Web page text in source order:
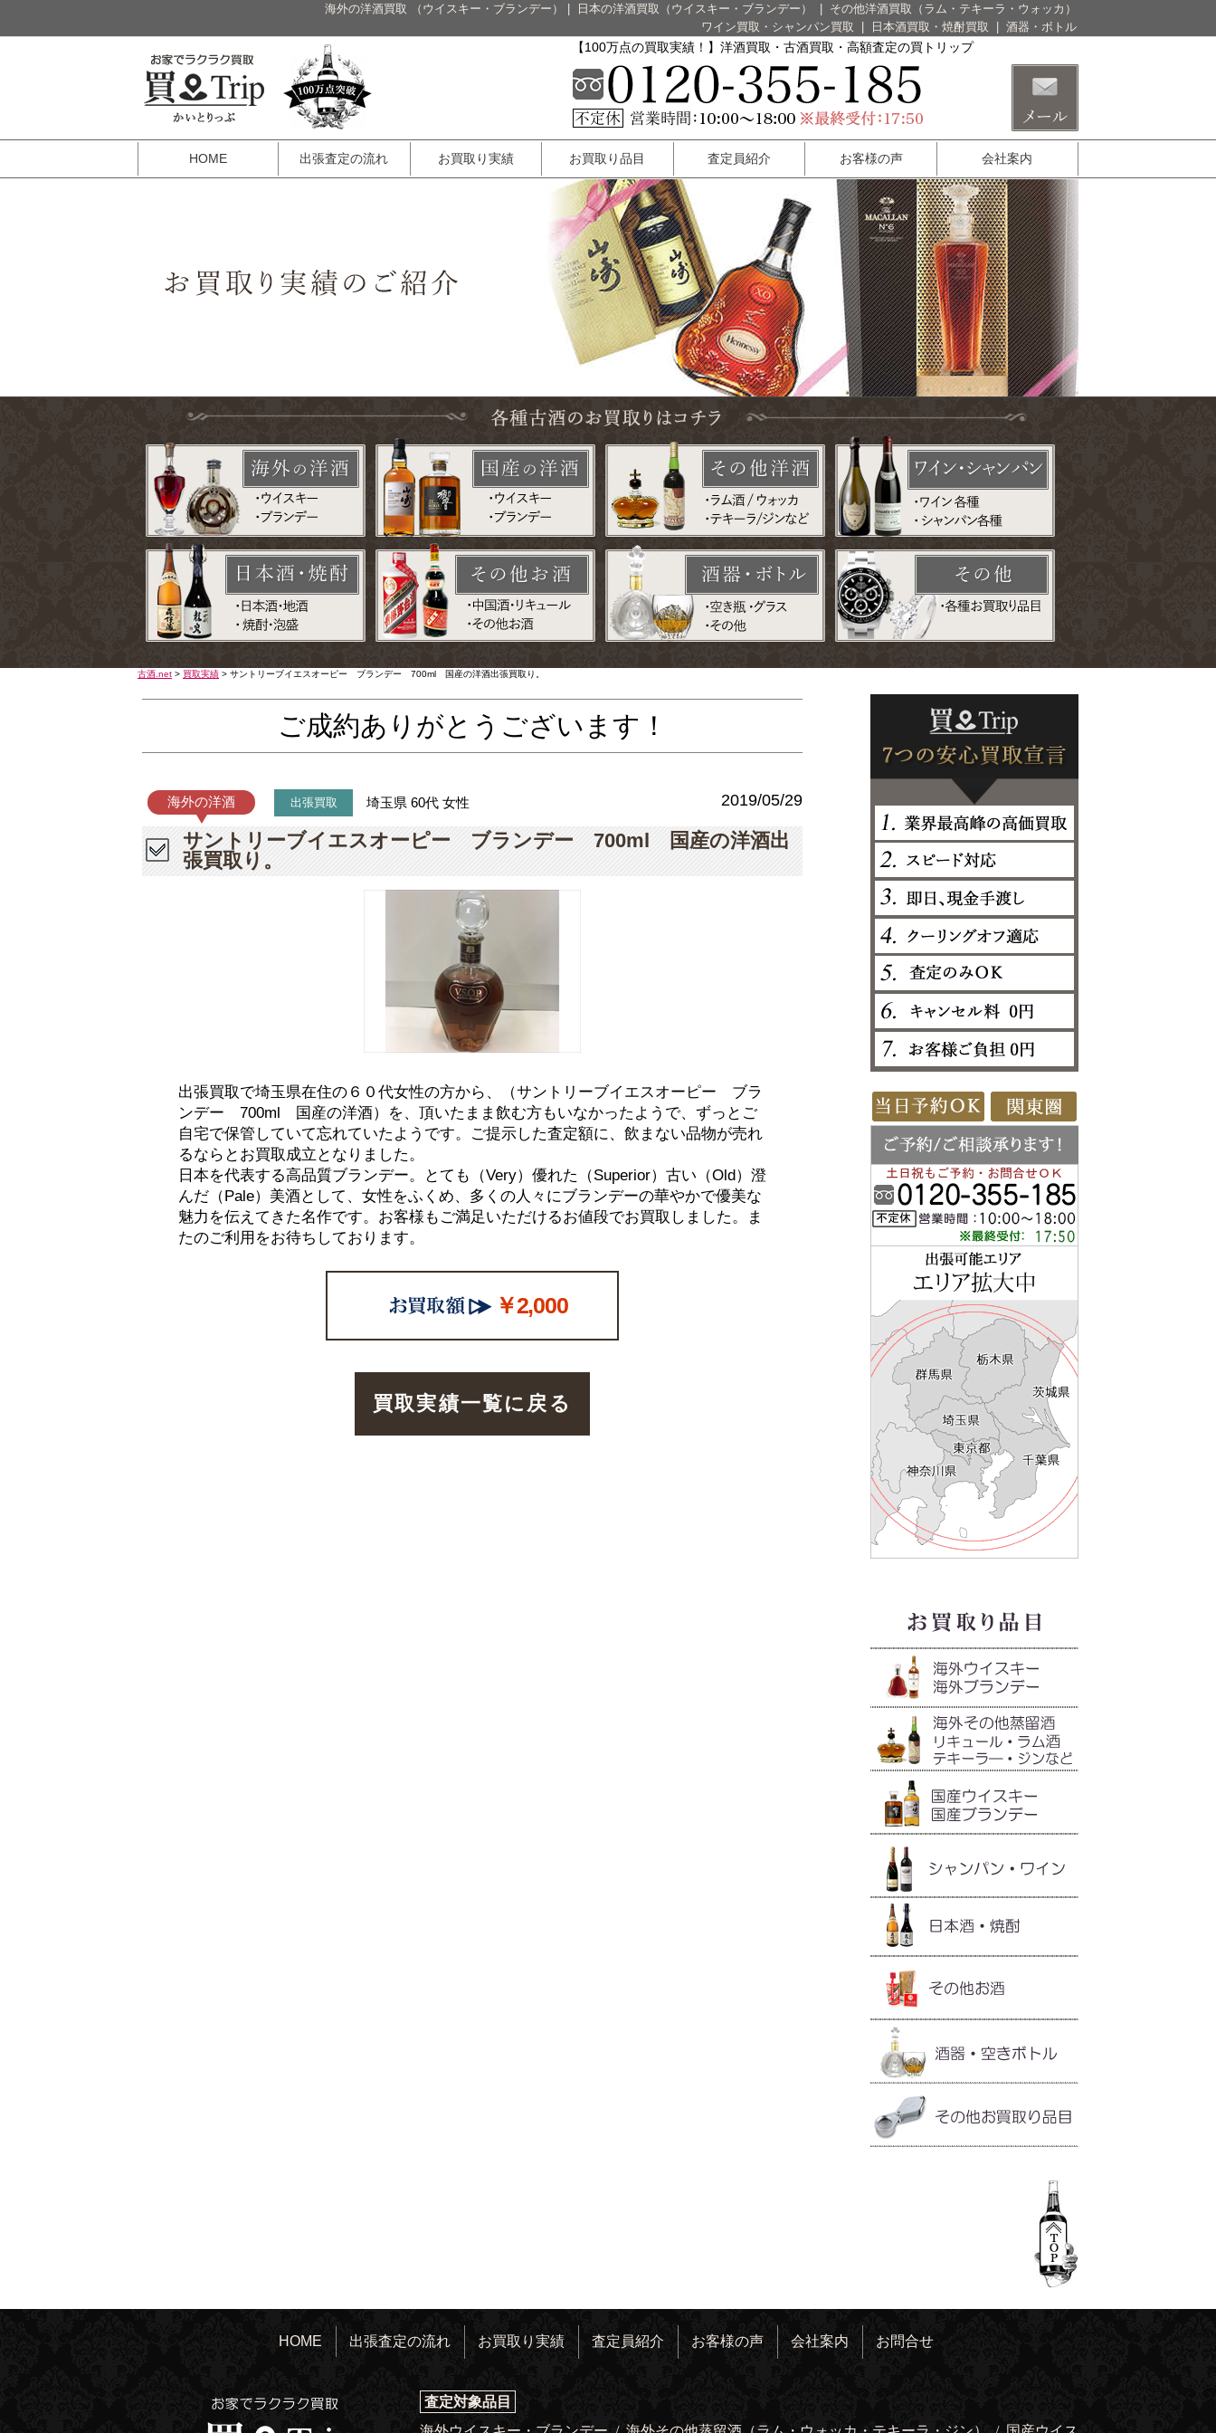
海外の洋酒買取 （ウイスキー・ブランデー） 日本の洋酒買取（ウイスキー・ブランデー）
その他洋酒買取（ラム・テキーラ・ウォッカ）
ワイン買取・シャンパン買取
日本酒買取・焼酎買取 酒器・ボトル
【100万点の買取実績！】洋酒買取・古酒買取・高額査定の買トリップ
HOME 出張査定の流れ お買取り実績 お買取り品目 査定員紹介 お客様の声 会社案内
古酒.net > 買取実績 > サントリーブイエスオーピー ブランデー 700ml 国産の洋酒出張買取り。
ご成約ありがとうございます！
海外の洋酒 出張買取 埼玉県 60代 女性 2019/05/29
サントリーブイエスオーピー ブランデー 700ml 国産の洋酒出
張買取り。
出張買取で埼玉県在住の６０代女性の方から、（サントリーブイエスオーピー ブラ
ンデー 700ml 国産の洋酒）を、頂いたまま飲む方もいなかったようで、ずっとご
自宅で保管していて忘れていたようです。ご提示した査定額に、飲まない品物が売れ
るならとお買取成立となりました。
日本を代表する高品質ブランデー。とても（Very）優れた（Superior）古い（Old）澄
んだ（Pale）美酒として、女性をふくめ、多くの人々にブランデーの華やかで優美な
魅力を伝えてきた名作です。お客様もご満足いただけるお値段でお買取しました。ま
たのご利用をお待ちしております。
￥2,000
買取実績一覧に戻る
HOME 出張査定の流れ お買取り実績 査定員紹介 お客様の声 会社案内 お問合せ
査定対象品目